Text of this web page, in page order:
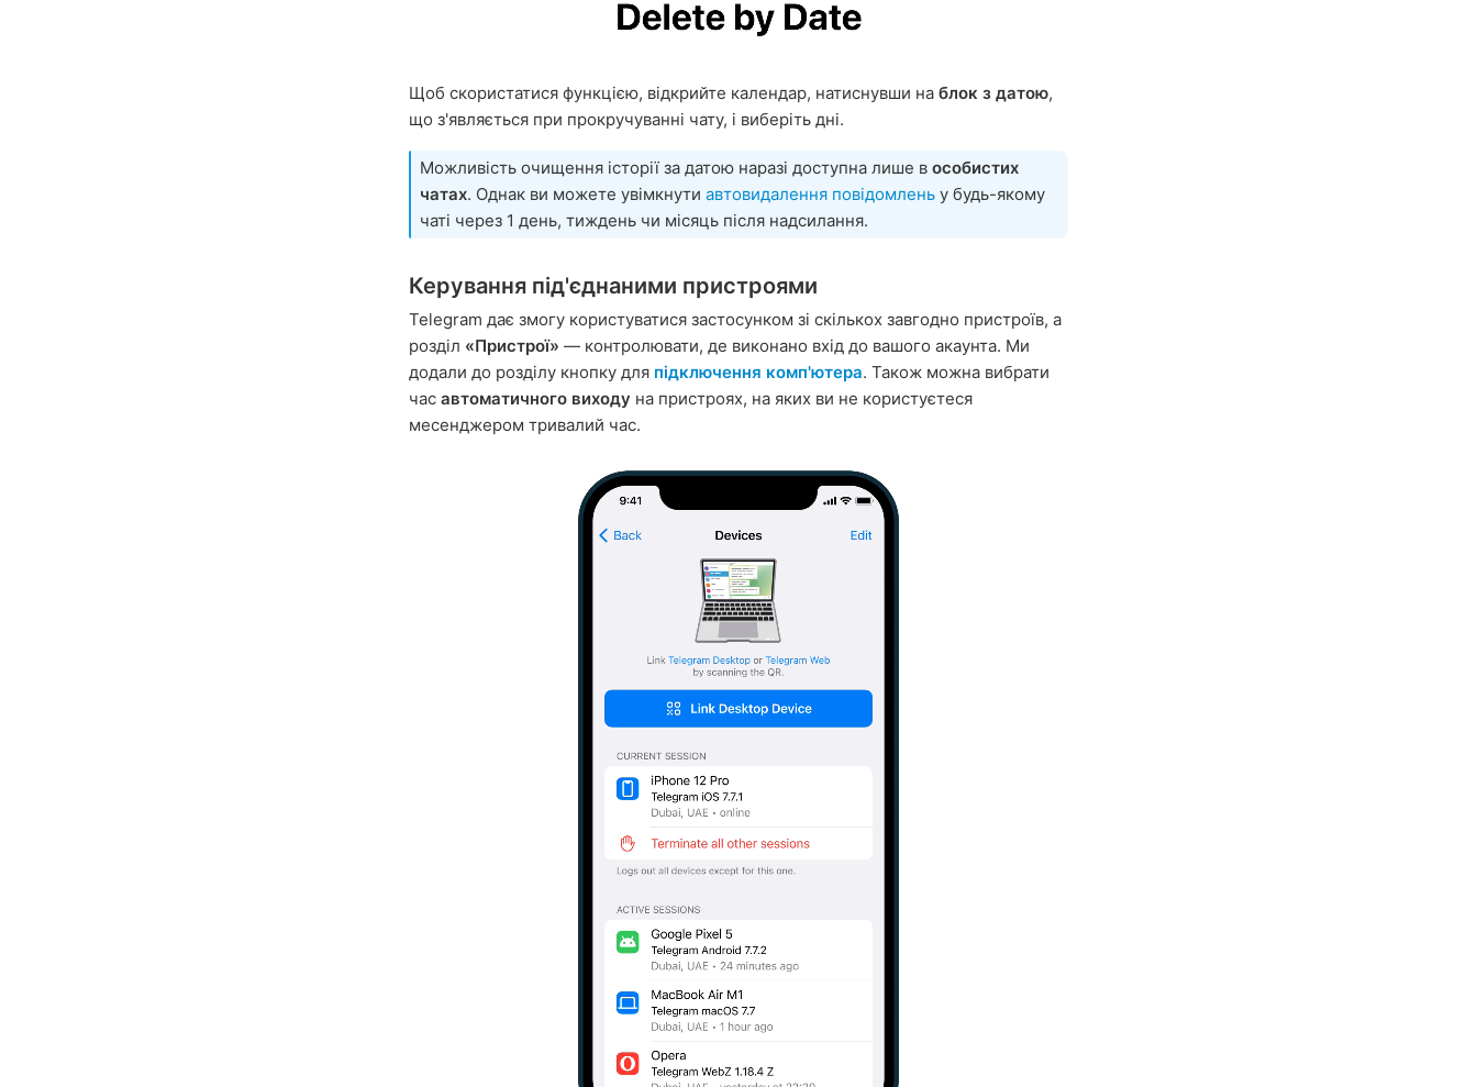
Щоб скористатися функцією, відкрийте календар, натиснувши на блок з датою,
що з'являється при прокручуванні чату, і виберіть дні.
Можливість очищення історії за датою наразі доступна лише в особистих
чатах. Однак ви можете увімкнути автовидалення повідомлень у будь-якому
чаті через 1 день, тиждень чи місяць після надсилання.
Керування під'єднаними пристроями
Telegram дає змогу користуватися застосунком зі скількох завгодно пристроїв, а
розділ «Пристрої» — контролювати, де виконано вхід до вашого акаунта. Ми
додали до розділу кнопку для підключення комп'ютера. Також можна вибрати
час автоматичного виходу на пристроях, на яких ви не користуєтеся
месенджером тривалий час.